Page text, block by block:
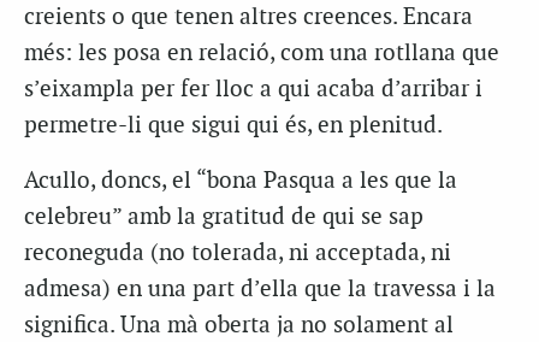
creients o que tenen altres creences. Encara
més: les posa en relació, com una rotllana que
s’eixampla per fer lloc a qui acaba d’arribar i
permetre-li que sigui qui és, en plenitud.
Acullo, doncs, el “bona Pasqua a les que la
celebreu” amb la gratitud de qui se sap
reconeguda (no tolerada, ni acceptada, ni
admesa) en una part d’ella que la travessa i la
significa. Una mà oberta ja no solament al